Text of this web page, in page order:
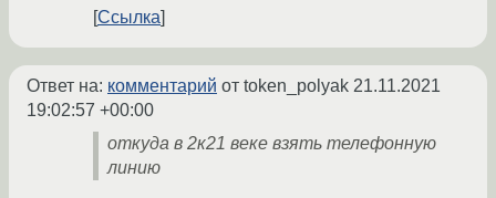
Ссылка
Ответ на: комментарий от token_polyak 21.11.2021
19:02:57 +00:00
откуда в 2к21 веке взять телефонную
линию